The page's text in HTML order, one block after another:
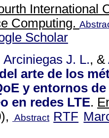
International
Computing.
Scholar
Arciniegas J. L., &
arte de los
y entornos
en redes LTE.
Abstract RTF